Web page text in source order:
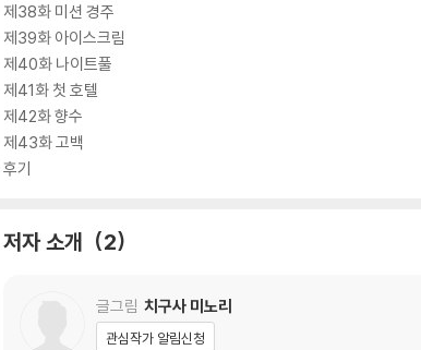
제38화 미션 경주
제39화 아이스크림
제40화 나이트풀
제41화 첫 호텔
제42화 향수
제43화 고백
후기
저자 소개 2
글그림 치구사 미노리
관심작가 알림신청